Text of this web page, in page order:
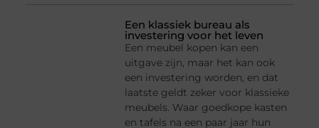
Een klassiek bureau als
investering voor het leven
Een meubel kopen kan een
uitgave zijn, maar het kan ook
een investering worden, en dat
laatste geldt zeker voor klassieke
meubels. Waar goedkope kasten
en tafels na een paar jaar hun